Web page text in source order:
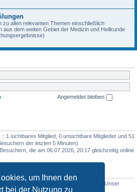
um Ihnen den
bei der Nutzung zu
zu allen relevanten Themen einschließlich
aus dem weiten Gebiet der Medizin und Heilkunde
Angemeldet bleiben
1 sichtbares Mitglied, 0 unsichtbare Mitglieder und 51
der letzten 5 Minuten)
Besuchern, die am 06.07.2026, 20:17 gleichzeitig online
insgesamt
• Unser